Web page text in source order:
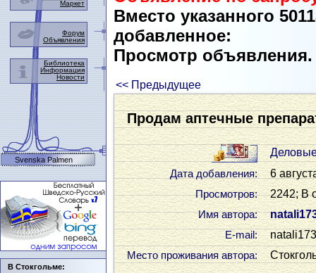
Вместо указанного
добавленное:
Просмотр
<< Предыдущее
Продам аптечные
Дата добавления: 6
Просмотров: 2242; В
Имя автора:
Е-mail: natali173
Место проживания автора:
Маркет
Форум
Объявления
Библиотека
Информация
Новости
Svenska Palmen
В Стокгольме: